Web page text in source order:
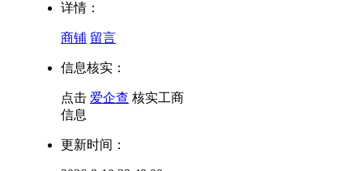
详情：
商铺 留言
信息核实：
点击 爱企查 核实工商
信息
更新时间：